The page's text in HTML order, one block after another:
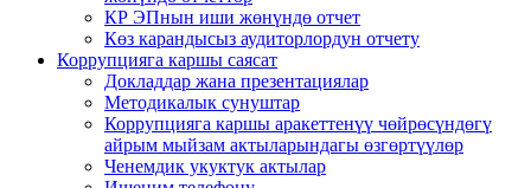
КР ЭПнын иши жөнүндө отчет
Көз карандысыз аудиторлордун отчету
Коррупцияга каршы саясат
Докладдар жана презентациялар
Методикалык сунуштар
Коррупцияга каршы аракеттенүү чөйрөсүндөгү
айрым мыйзам актыларындагы өзгөртүүлөр
Ченемдик укуктук актылар